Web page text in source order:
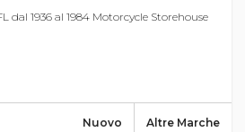
dal 1936 al 1984 Motorcycle Storehouse
Altre Marche
Nuovo